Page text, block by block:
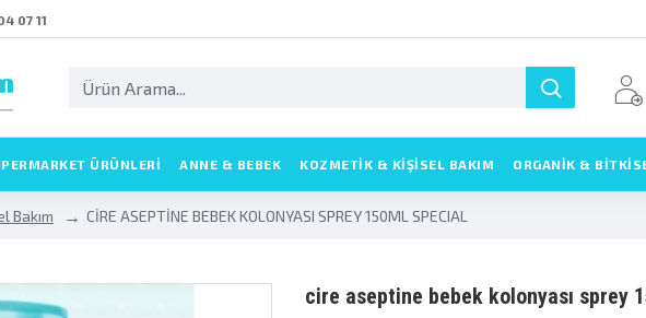
07 11
ÜRÜNLERI ANNE & BEBEK KOZMETIK & KIŞISEL BAKIM ORGANİK &
Bakım CİRE ASEPTİNE BEBEK KOLONYASI SPREY 150ML SPECIAL
ci̇re asepti̇ne bebek kolonyasi sprey